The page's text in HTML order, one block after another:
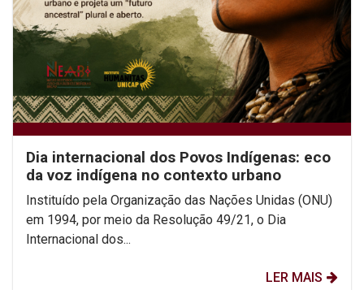
Dia internacional dos Povos Indígenas: eco
da voz indígena no contexto urbano
Instituído pela Organização das Nações Unidas (ONU)
em 1994, por meio da Resolução 49/21, o Dia
Internacional dos...
LER MAIS